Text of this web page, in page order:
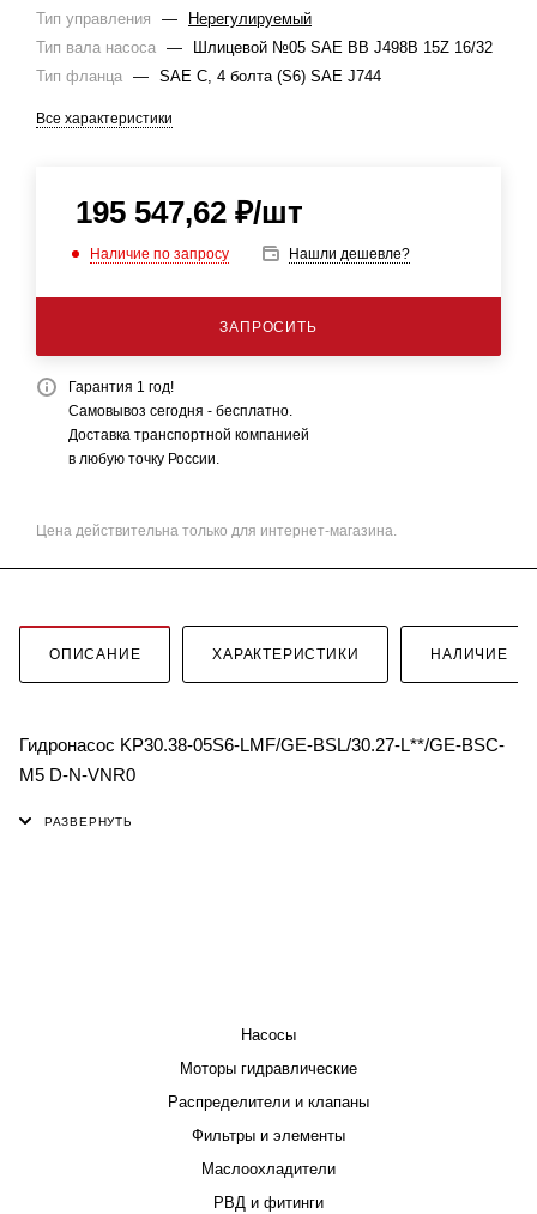
Тип управления
—
Нерегулируемый
Тип вала насоса —
Шлицевой №05 SAE BB J498B 15Z 16/32
Тип фланца — SAE C, 4 болта (S6) SAE J744
Все характеристики
195 547,62 ₽/шт
Наличие по запросу Нашли дешевле?
ЗАПРОСИТЬ
Гарантия 1 год!
Самовывоз сегодня - бесплатно.
Доставка транспортной компанией
в любую точку России.
Цена действительна только для интернет-магазина.
ОПИСАНИЕ ХАРАКТЕРИСТИКИ НАЛИЧИЕ
Гидронасос KP30.38-05S6-LMF/GE-BSL/30.27-L**/GE-BSC-
M5 D-N-VNR0
Насосы
Моторы гидравлические
Распределители и клапаны
Фильтры и элементы
Маслоохладители
РВД и фитинги